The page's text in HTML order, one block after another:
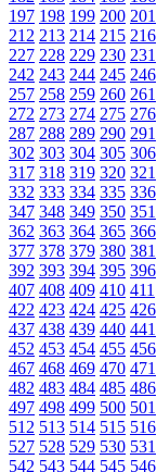
197 198 199 200 201
212 213 214 215 216
227 228 229 230 231
242 243 244 245 246
257 258 259 260 261
272 273 274 275 276
287 288 289 290 291
302 303 304 305 306
317 318 319 320 321
332 333 334 335 336
347 348 349 350 351
362 363 364 365 366
377 378 379 380 381
392 393 394 395 396
407 408 409 410 411
422 423 424 425 426
437 438 439 440 441
452 453 454 455 456
467 468 469 470 471
482 483 484 485 486
497 498 499 500 501
512 513 514 515 516
527 528 529 530 531
542 543 544 545 546